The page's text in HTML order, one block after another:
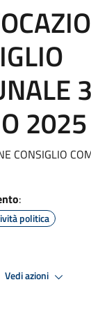
CONSIGLIO
:
politica
Vedi azioni